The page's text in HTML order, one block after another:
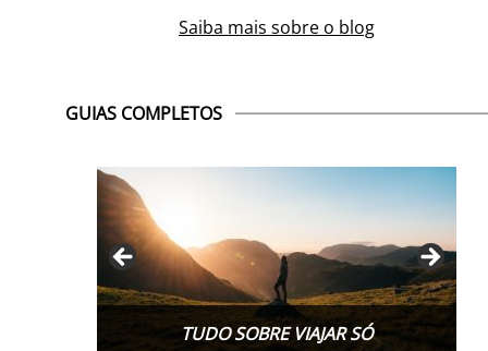
Saiba mais sobre o blog
GUIAS COMPLETOS
TUDO SOBRE VIAJAR SÓ
TUDO SOBRE WORK EXCHANGE